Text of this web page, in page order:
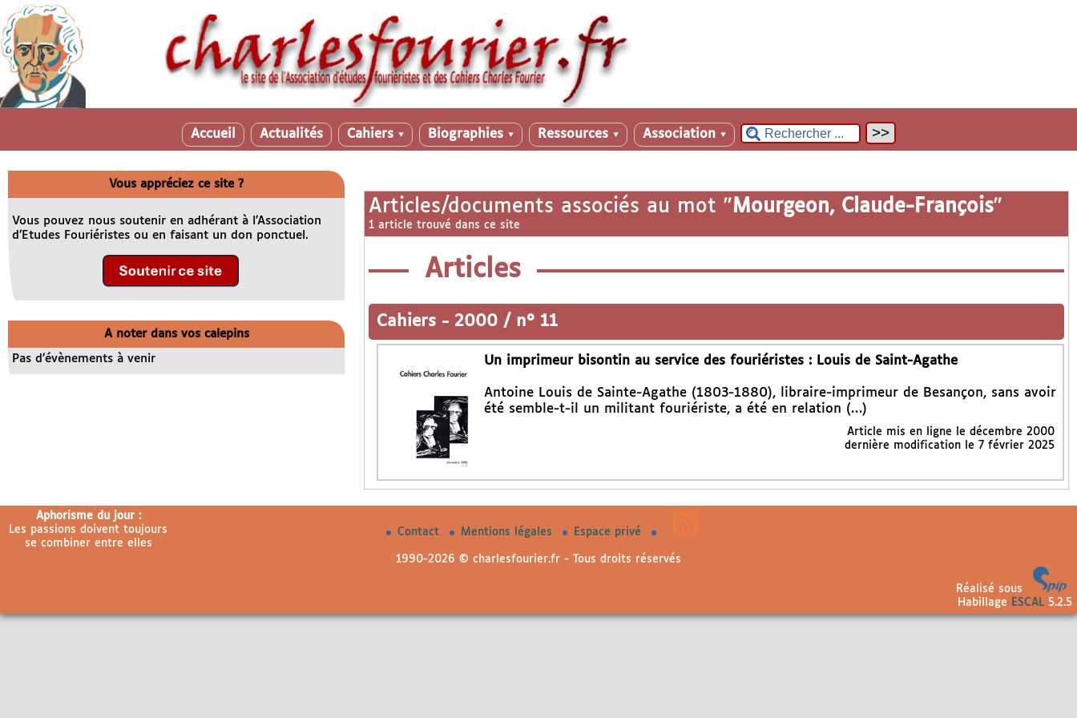
Accueil Actualités Cahiers ▼ Biographies ▼ Ressources ▼ Association ▼
Articles/documents associés au mot "Mourgeon, Claude-François"
1 article trouvé dans ce site
Articles
Cahiers - 2000 / n° 11
Un imprimeur bisontin au service des fouriéristes : Louis de Saint-Agathe
Antoine Louis de Sainte-Agathe (1803-1880), libraire-imprimeur de Besançon, sans avoir
été semble-t-il un militant fouriériste, a été en relation (…)
Article mis en ligne le décembre 2000
dernière modification le 7 février 2025
Vous appréciez ce site ?
Vous pouvez nous soutenir en adhérant à l’Association
d’Etudes Fouriéristes ou en faisant un don ponctuel.
A noter dans vos calepins
Pas d’évènements à venir
Aphorisme du jour :
Les passions doivent toujours
se combiner entre elles
Contact Mentions légales Espace privé
1990-2026 © charlesfourier.fr - Tous droits réservés
Réalisé sous
Habillage
ESCAL5.2.5